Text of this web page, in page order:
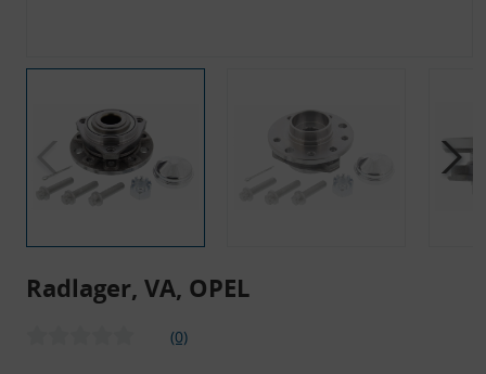
Radlager, VA, OPEL
(0)